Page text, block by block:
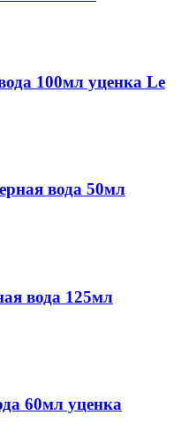
100мл уценка Le
вода 50мл
вода 125мл
60мл уценка